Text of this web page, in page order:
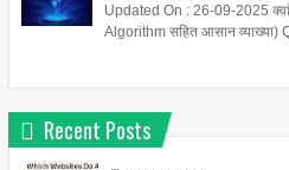
Updated On : 26-09-2025
Algorithm सहित आसान
Recent Posts